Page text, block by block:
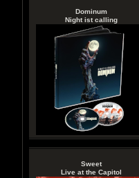
Dominum
Night ist calling
Sweet
Live at the Capitol